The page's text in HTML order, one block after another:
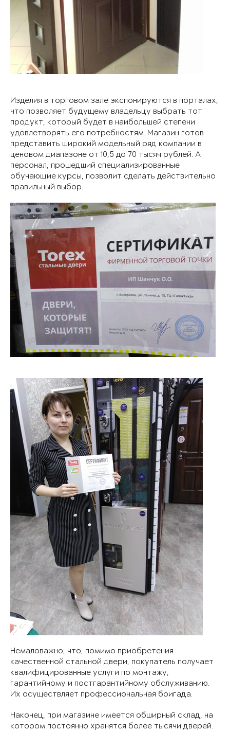
Изделия в торговом зале экспонируются в порталах,
что позволяет будущему владельцу выбрать тот
продукт, который будет в наибольшей степени
удовлетворять его потребностям. Магазин готов
представить широкий модельный ряд компании в
ценовом диапазоне от 10,5 до 70 тысяч рублей. А
персонал, прошедший специализированные
обучающие курсы, позволит сделать действительно
правильный выбор.
Немаловажно, что, помимо приобретения
качественной стальной двери, покупатель получает
квалифицированные услуги по монтажу,
гарантийному и постгарантийному обслуживанию.
Их осуществляет профессиональная бригада.
Наконец, при магазине имеется обширный склад, на
котором постоянно хранятся более тысячи дверей.